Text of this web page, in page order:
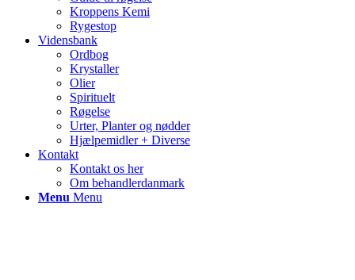
Kroppens Kemi
Rygestop
Vidensbank
Ordbog
Krystaller
Olier
Spirituelt
Røgelse
Urter, Planter og nødder
Hjælpemidler + Diverse
Kontakt
Kontakt os her
Om behandlerdanmark
Menu Menu